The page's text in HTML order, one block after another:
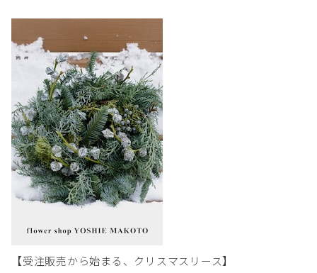
【受注販売から始まる、クリスマスリース】